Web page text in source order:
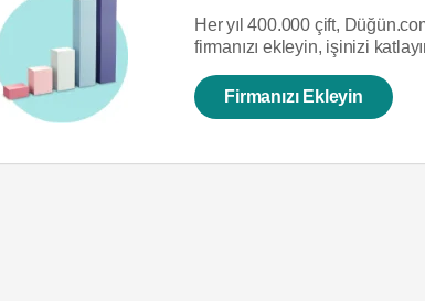
Her yıl 400.000 çift,
firmanızı ekleyin, işinizi
Firmanızı Ekleyin